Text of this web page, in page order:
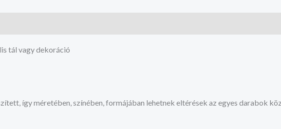
tál vagy dekoráció
így méretében, színében, formájában lehetnek eltérések az egyes darabok